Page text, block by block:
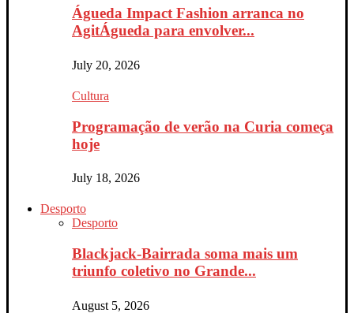
Águeda Impact Fashion arranca no
AgitÁgueda para envolver...
July 20, 2026
Cultura
Programação de verão na Curia começa
hoje
July 18, 2026
Desporto
Desporto
Blackjack-Bairrada soma mais um
triunfo coletivo no Grande...
August 5, 2026